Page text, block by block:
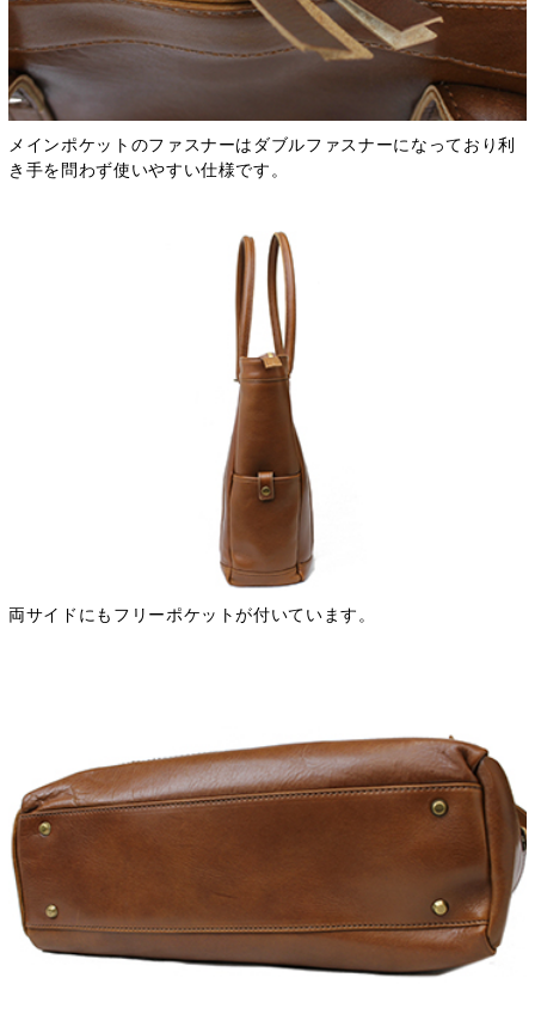
メインポケットのファスナーはダブルファスナーになっており利
き手を問わず使いやすい仕様です。
両サイドにもフリーポケットが付いています。